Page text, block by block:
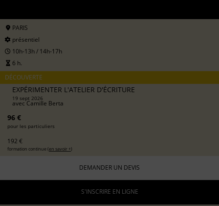
PARIS
présentiel
10h-13h / 14h-17h
6 h.
DÉCOUVERTE
EXPÉRIMENTER L'ATELIER D'ÉCRITURE
19 sept 2026
avecCamille Berta
96 €
pour les particuliers
192 €
formation continue (en savoir +)
DEMANDER UN DEVIS
S'INSCRIRE EN LIGNE